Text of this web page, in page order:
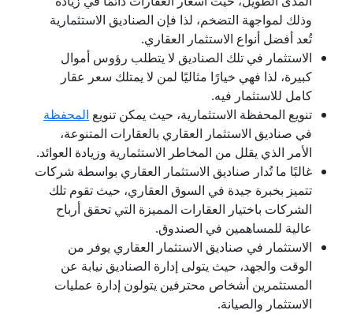
وذلك لمواجهة التضخم، لذا فإن الصناديق الاستثمارية
تُعد أفضل أنواع الاستثمار العقاري.
الاستثمار في تلك الصناديق لا يتطلب رؤوس أموال
كبيرة، لذا فهي خيارًا مثاليًا لمن لا يمتلك سعر عقار
كامل للاستثمار فيه.
تنويع المحفظة الاستثمارية، حيث يمكن تنويع المحفظة
في صناديق الاستثمار العقاري بالعقارات المتنوعة،
الأمر الذي يقلل من المخاطر الاستثمارية وزيادة العوائد.
غالبًا ما تُدار صناديق الاستثمار العقاري بواسطة شركات
تتميز بخبرة جيدة في السوق العقاري، حيث تقوم تلك
الشركات باختيار العقارات المميزة التي تحقق أرباح
عالية للمساهمين في الصندوق.
الاستثمار في صناديق الاستثمار العقاري يوفر من
الوقت والجهد، حيث يتولى إدارة الصناديق نيابة عن
المستثمرين أشخاص محترفين يتولون إدارة عمليات
الاستثمار والصيانة.